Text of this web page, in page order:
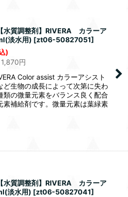
水質調整剤】RIVERA カラーア
淡水用) [zt06-50827051]
)
1,870円
Color assist カラーアシスト
ど生物の成長によって次第に失わ
類の微量元素をバランス良く配合
素補給剤です。微量元素は葉緑素
水質調整剤】RIVERA カラーア
淡水用) [zt06-50827041]